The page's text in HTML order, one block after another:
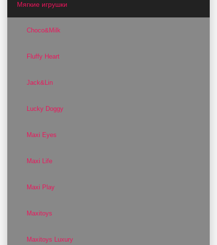
Мягкие игрушки
Choco&Milk
Fluffy Heart
Jack&Lin
Lucky Doggy
Maxi Eyes
Maxi Life
Maxi Play
Maxitoys
Maxitoys Luxury